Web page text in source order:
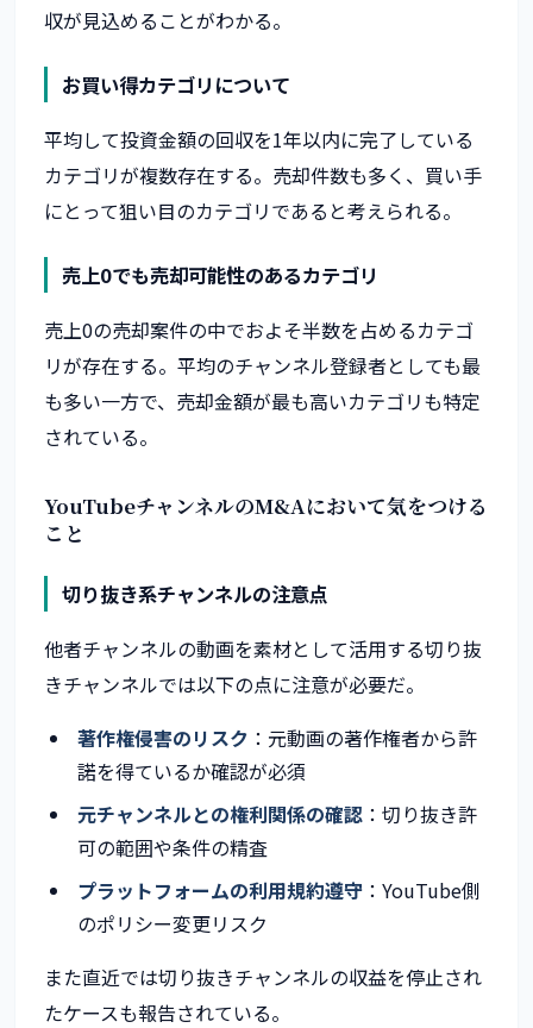
収が見込めることがわかる。
お買い得カテゴリについて
平均して投資金額の回収を1年以内に完了している
カテゴリが複数存在する。売却件数も多く、買い手
にとって狙い目のカテゴリであると考えられる。
売上0でも売却可能性のあるカテゴリ
売上0の売却案件の中でおよそ半数を占めるカテゴ
リが存在する。平均のチャンネル登録者としても最
も多い一方で、売却金額が最も高いカテゴリも特定
されている。
YouTubeチャンネルのM&Aにおいて気をつける
こと
切り抜き系チャンネルの注意点
他者チャンネルの動画を素材として活用する切り抜
きチャンネルでは以下の点に注意が必要だ。
著作権侵害のリスク ：元動画の著作権者から許
諾を得ているか確認が必須
元チャンネルとの権利関係の確認 ：切り抜き許
可の範囲や条件の精査
プラットフォームの利用規約遵守 ：YouTube側
のポリシー変更リスク
また直近では切り抜きチャンネルの収益を停止され
たケースも報告されている。